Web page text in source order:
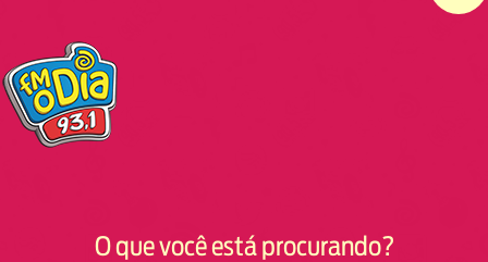
O que você está procurando?